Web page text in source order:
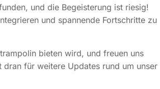
und die Begeisterung ist riesig!
und spannende Fortschritte zu
bieten wird, und freuen uns
für weitere Updates rund um unser